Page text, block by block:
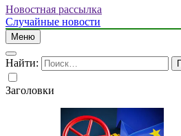
Новостная рассылка
Случайные новости
Меню
Найти:
Заголовки